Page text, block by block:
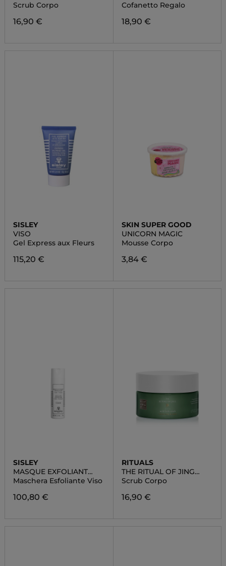
BODY SCRUB
Scrub Corpo
16,90 €
Cofanetto Regalo
18,90 €
SISLEY
VISO
Gel Express aux Fleurs
115,20 €
SKIN SUPER GOOD
UNICORN MAGIC
Mousse Corpo
3,84 €
SISLEY
MASQUE EXFOLIANT
ENZYMATIQUE
Maschera Esfoliante Viso
100,80 €
RITUALS
THE RITUAL OF JING
BODY SCRUB
Scrub Corpo
16,90 €